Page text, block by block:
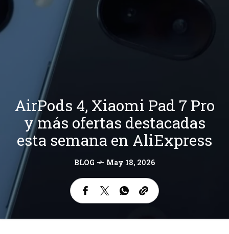
AirPods 4, Xiaomi Pad 7 Pro
y más ofertas destacadas
esta semana en AliExpress
BLOG May 18, 2026